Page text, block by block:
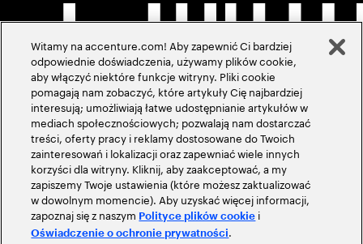
Witamy na accenture.com! Aby zapewnić Ci bardziej
odpowiednie doświadczenia, używamy plików cookie,
aby włączyć niektóre funkcje witryny. Pliki cookie
pomagają nam zobaczyć, które artykuły Cię najbardziej
interesują; umożliwiają łatwe udostępnianie artykułów w
mediach społecznościowych; pozwalają nam dostarczać
treści, oferty pracy i reklamy dostosowane do Twoich
zainteresowań i lokalizacji oraz zapewniać wiele innych
korzyści dla witryny. Kliknij, aby zaakceptować, a my
zapiszemy Twoje ustawienia (które możesz zaktualizować
w dowolnym momencie). Aby uzyskać więcej informacji,
zapoznaj się z naszym Polityce plików cookie i
Oświadczenie o ochronie prywatności.